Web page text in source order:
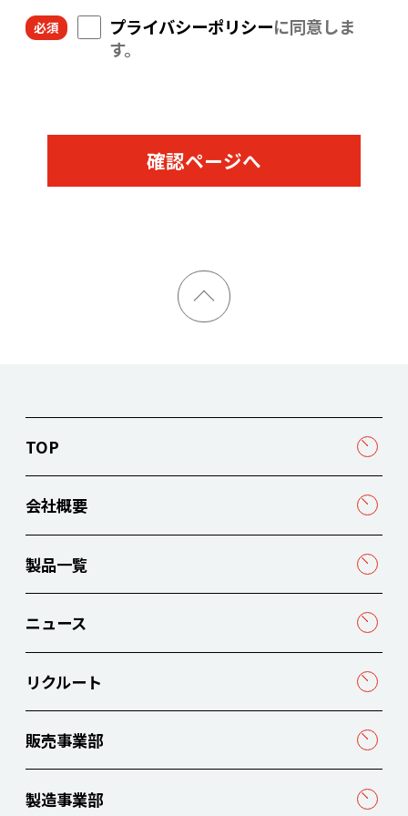
プライバシーポリシーに同意しま
す。
TOP
会社概要
製品一覧
ニュース
リクルート
販売事業部
製造事業部